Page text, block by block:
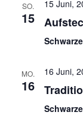
SO.
15
15 Juni,
MO.
16
16 Juni,